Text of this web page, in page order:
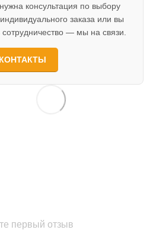
консультация по выбору
заказа или вы
сотрудничество — мы на связи.
первый отзыв